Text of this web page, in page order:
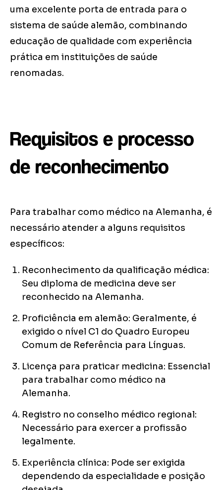
uma excelente porta de entrada para o
sistema de saúde alemão, combinando
educação de qualidade com experiência
prática em instituições de saúde
renomadas.
Requisitos e processo
de reconhecimento
Para trabalhar como médico na Alemanha, é
necessário atender a alguns requisitos
específicos:
Reconhecimento da qualificação médica:
Seu diploma de medicina deve ser
reconhecido na Alemanha.
Proficiência em alemão: Geralmente, é
exigido o nível C1 do Quadro Europeu
Comum de Referência para Línguas.
Licença para praticar medicina: Essencial
para trabalhar como médico na
Alemanha.
Registro no conselho médico regional:
Necessário para exercer a profissão
legalmente.
Experiência clínica: Pode ser exigida
dependendo da especialidade e posição